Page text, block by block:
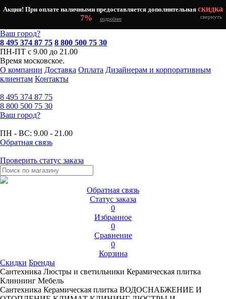
Акция! При оплате наличными предоставляется дополнительная скидка
7%
подробнее свернуть
Ваш город?
8 495 374 87 75 8 800 500 75 30
ПН-ПТ с 9.00 до 21.00
Время московское.
О компании Доставка Оплата Дизайнерам и корпоративным
клиентам Контакты
8 495 374 87 75
8 800 500 75 30
Ваш город?
ПН - ВС: 9.00 - 21.00
Обратная связь
Проверить статус заказа
Обратная связь
Статус заказа
0
Избранное
0
Сравнение
0
Корзина
Скидки Бренды
Сантехника Люстры и светильники Керамическая плитка
Клиннинг Мебель
Сантехника Керамическая плитка ВОДОСНАБЖЕНИЕ И